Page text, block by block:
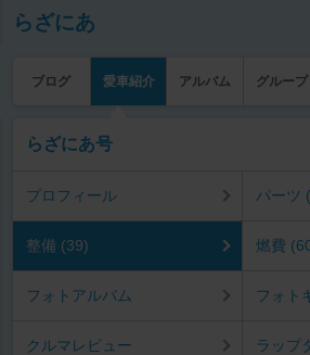
らざにあ
ブログ 愛車紹介 アルバム グループ
らざにあ号
プロフィール パーツ
整備 (39) 燃費
フォトアルバム フォト
クルマレビュー ラップ